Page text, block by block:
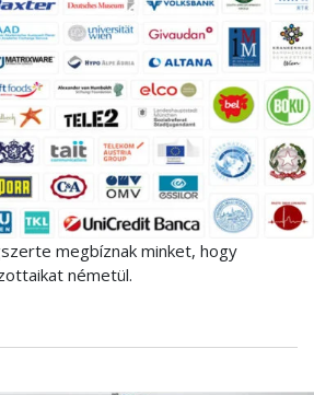
megbíznak minket, hogy
németül.